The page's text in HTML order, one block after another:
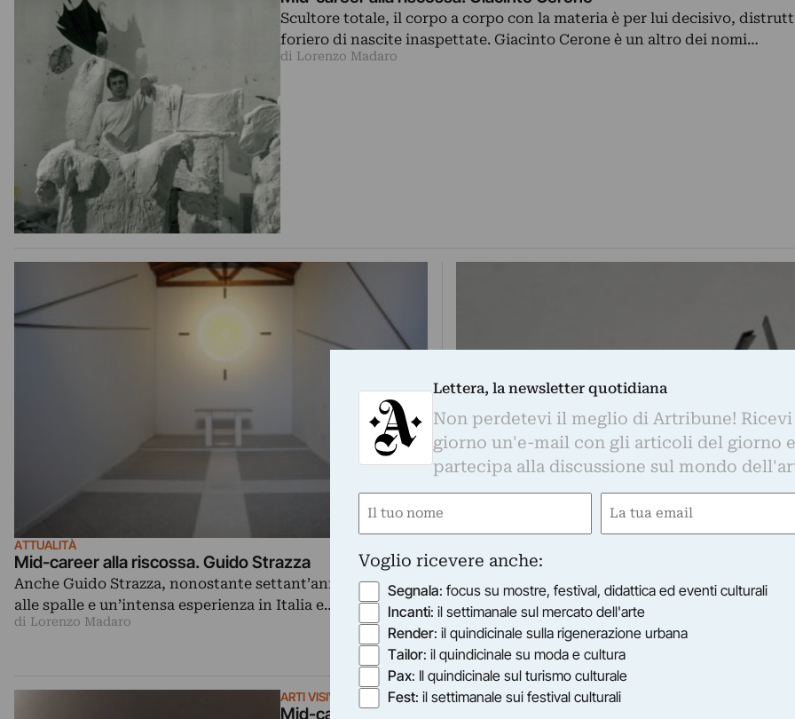
Scultore totale, il corpo a corpo con la materia è per lui decisivo,
foriero di nascite inaspettate. Giacinto Cerone è un altro dei nomi…
di Lorenzo Madaro
ATTUALITÀ
Mid-career alla riscossa. Guido Strazza
Anche Guido Strazza, nonostante settant’anni di ricerca
alle spalle e un’intensa esperienza in Italia e…
di Lorenzo Madaro
Mid-career alla riscossa. Ninì Santoro
Con Ninì Santoro e il Gruppo Uno – di cui è
protagonisti…
di Lorenzo Madaro
ARTI VISIVE
Mid-career alla riscossa. Kengiro Azuma
Lettera, la newsletter quotidiana
Non perdetevi il meglio di Artribune!
giorno un'e-mail con gli articoli del giorno
partecipa alla discussione sul mondo
Nome
Email
Voglio ricevere anche:
Segnala: focus su mostre, festival, didattica ed eventi culturali
Incanti: il settimanale sul mercato dell'arte
Render: il quindicinale sulla rigenerazione urbana
Tailor: il quindicinale su moda e cultura
Pax: Il quindicinale sul turismo culturale
Fest: il settimanale sui festival culturali